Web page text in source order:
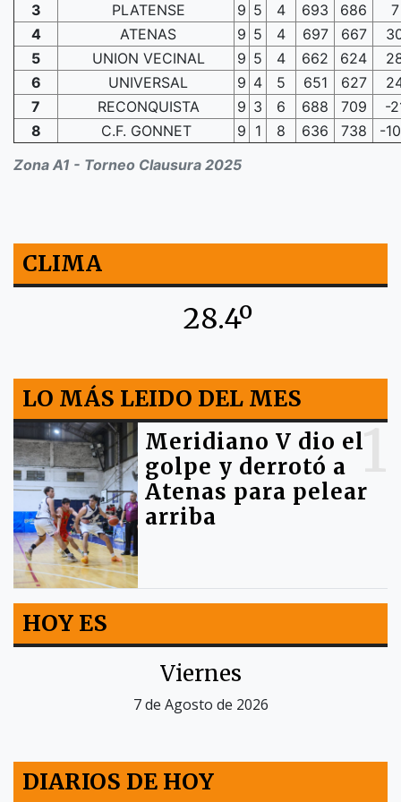
Zona A1 - Torneo Clausura 2025
3 PLATENSE 9 5 4 693 686
7
4
ATENAS 9 5 4 697 667
5
UNION VECINAL 9 5 4 662 624
6
UNIVERSAL 9 4 5 651 627
7
RECONQUISTA 9 3 6 688 709
-
8
C.F. GONNET 9 1 8 636 738 -
CLIMA
28.4º
LO MÁS LEIDO DEL MES
1
Meridiano V dio el
golpe y derrotó a
Atenas para pelear
arriba
HOY ES
Viernes
7 de Agosto de 2026
DIARIOS DE HOY